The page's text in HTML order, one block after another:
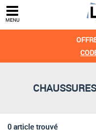
MENU
0 article trouvé
Trier par
Derniers arrivages
Meilleures remises